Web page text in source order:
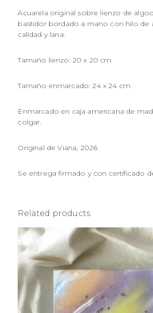
Acuarela original sobre lienzo de
bastidor bordado a mano con hilo de
calidad y lana.
Tamaño lienzo: 20 x 20 cm
Tamaño enmarcado: 24 x 24 cm
Enmarcado en caja americana de
colgar.
Original de Viana, 2026.
Se entrega firmado y con certificado
Related products